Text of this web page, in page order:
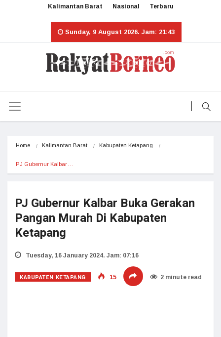
Kalimantan Barat Nasional Terbaru
Sunday, 9 August 2026. Jam: 21:43
Home Kalimantan Barat Kabupaten Ketapang
PJ Gubernur Kalbar…
PJ Gubernur Kalbar Buka Gerakan
Pangan Murah Di Kabupaten
Ketapang
Tuesday, 16 January 2024. Jam: 07:16
KABUPATEN KETAPANG 15 2 minute read